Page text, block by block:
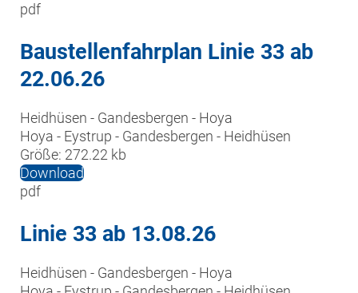
pdf
Baustellenfahrplan Linie 33 ab
22.06.26
Heidhüsen - Gandesbergen - Hoya
Hoya - Eystrup - Gandesbergen - Heidhüsen
Größe: 272.22 kb
Download
pdf
Linie 33 ab 13.08.26
Heidhüsen - Gandesbergen - Hoya